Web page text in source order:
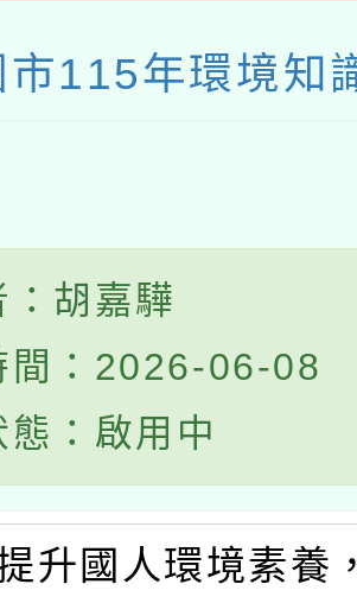
市115年環境知
：胡嘉驊
間：2026-06-08
態：啟用中
升國人環境素養